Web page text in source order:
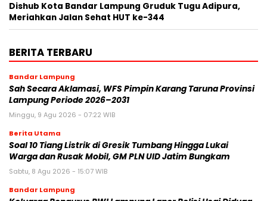
Dishub Kota Bandar Lampung Gruduk Tugu Adipura,
Meriahkan Jalan Sehat HUT ke-344
BERITA TERBARU
Bandar Lampung
Sah Secara Aklamasi, WFS Pimpin Karang Taruna Provinsi
Lampung Periode 2026–2031
Minggu, 9 Agu 2026 - 07:22 WIB
Berita Utama
Soal 10 Tiang Listrik di Gresik Tumbang Hingga Lukai
Warga dan Rusak Mobil, GM PLN UID Jatim Bungkam
Sabtu, 8 Agu 2026 - 15:07 WIB
Bandar Lampung